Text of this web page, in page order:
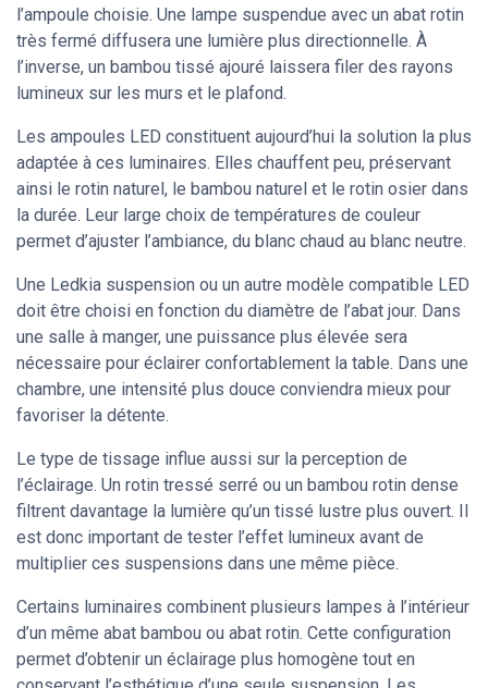
l’ampoule choisie. Une lampe suspendue avec un abat rotin
très fermé diffusera une lumière plus directionnelle. À
l’inverse, un bambou tissé ajouré laissera filer des rayons
lumineux sur les murs et le plafond.
Les ampoules LED constituent aujourd’hui la solution la plus
adaptée à ces luminaires. Elles chauffent peu, préservant
ainsi le rotin naturel, le bambou naturel et le rotin osier dans
la durée. Leur large choix de températures de couleur
permet d’ajuster l’ambiance, du blanc chaud au blanc neutre.
Une Ledkia suspension ou un autre modèle compatible LED
doit être choisi en fonction du diamètre de l’abat jour. Dans
une salle à manger, une puissance plus élevée sera
nécessaire pour éclairer confortablement la table. Dans une
chambre, une intensité plus douce conviendra mieux pour
favoriser la détente.
Le type de tissage influe aussi sur la perception de
l’éclairage. Un rotin tressé serré ou un bambou rotin dense
filtrent davantage la lumière qu’un tissé lustre plus ouvert. Il
est donc important de tester l’effet lumineux avant de
multiplier ces suspensions dans une même pièce.
Certains luminaires combinent plusieurs lampes à l’intérieur
d’un même abat bambou ou abat rotin. Cette configuration
permet d’obtenir un éclairage plus homogène tout en